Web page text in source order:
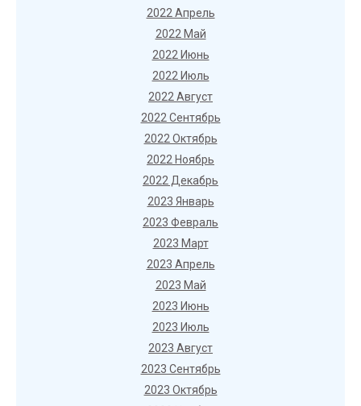
2022 Апрель
2022 Май
2022 Июнь
2022 Июль
2022 Август
2022 Сентябрь
2022 Октябрь
2022 Ноябрь
2022 Декабрь
2023 Январь
2023 Февраль
2023 Март
2023 Апрель
2023 Май
2023 Июнь
2023 Июль
2023 Август
2023 Сентябрь
2023 Октябрь